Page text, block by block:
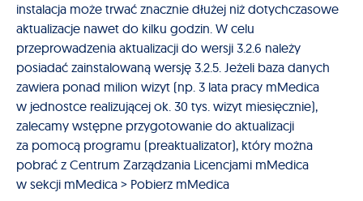
instalacja może trwać znacznie dłużej niż dotychczasowe
aktualizacje nawet do kilku godzin. W celu
przeprowadzenia aktualizacji do wersji 3.2.6 należy
posiadać zainstalowaną wersję 3.2.5. Jeżeli baza danych
zawiera ponad milion wizyt (np. 3 lata pracy mMedica
w jednostce realizującej ok. 30 tys. wizyt miesięcznie),
zalecamy wstępne przygotowanie do aktualizacji
za pomocą programu (preaktualizator), który można
pobrać z Centrum Zarządzania Licencjami mMedica
w sekcji mMedica > Pobierz mMedica